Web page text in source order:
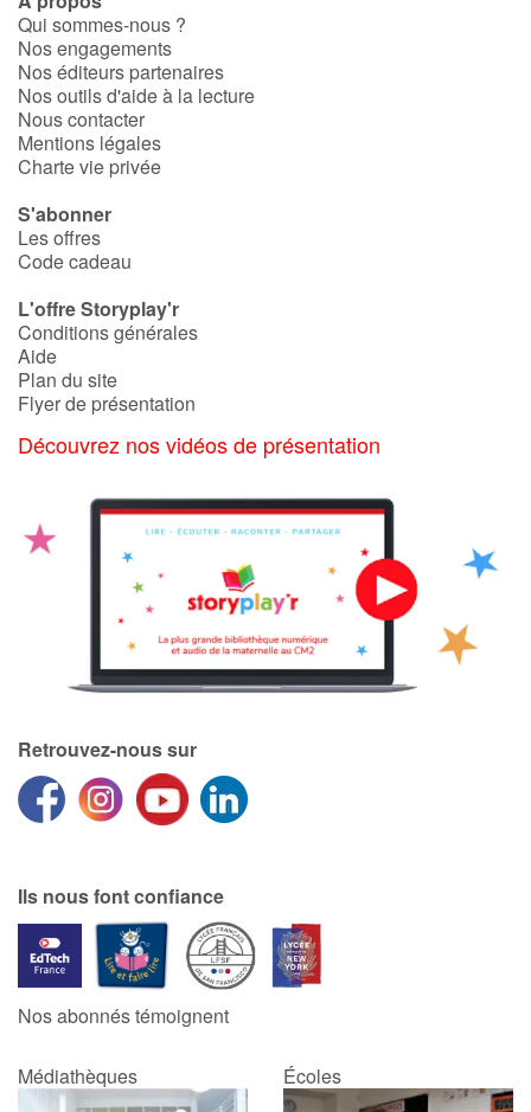
Apprendre les langues
Dyslexie, troubles de la lecture
Nos listes de lecture
Les plus lus
Qui sommes-nous ?
Nos engagements
Nos éditeurs partenaires
Nos outils d'aide à la lecture
Nous contacter
Mentions légales
Charte vie privée
S'abonner
Les offres
Code cadeau
L'offre Storyplay'r
Conditions générales
Aide
Plan du site
Flyer de présentation
Découvrez nos vidéos de présentation
Retrouvez-nous sur
Ils nous font confiance
Nos abonnés témoignent
Médiathèques Écoles